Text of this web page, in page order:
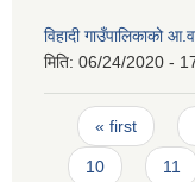
विहादी गाउँपालिकाको
मिति: 06/24/2020 -
Pages
« first
10 11